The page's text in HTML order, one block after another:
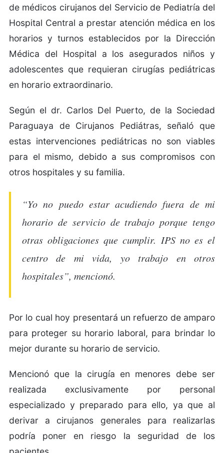
de médicos cirujanos del Servicio de Pediatría del
Hospital Central a prestar atención médica en los
horarios y turnos establecidos por la Dirección
Médica del Hospital a los asegurados niños y
adolescentes que requieran cirugías pediátricas
en horario extraordinario.
Según el dr. Carlos Del Puerto, de la Sociedad
Paraguaya de Cirujanos Pediátras, señaló que
estas intervenciones pediátricas no son viables
para el mismo, debido a sus compromisos con
otros hospitales y su familia.
“Yo no puedo estar acudiendo fuera de mi
horario de servicio de trabajo porque tengo
otras obligaciones que cumplir. IPS no es el
centro de mi vida, yo trabajo en otros
hospitales”, mencionó.
Por lo cual hoy presentará un refuerzo de amparo
para proteger su horario laboral, para brindar lo
mejor durante su horario de servicio.
Mencionó que la cirugía en menores debe ser
realizada exclusivamente por personal
especializado y preparado para ello, ya que al
derivar a cirujanos generales para realizarlas
podría poner en riesgo la seguridad de los